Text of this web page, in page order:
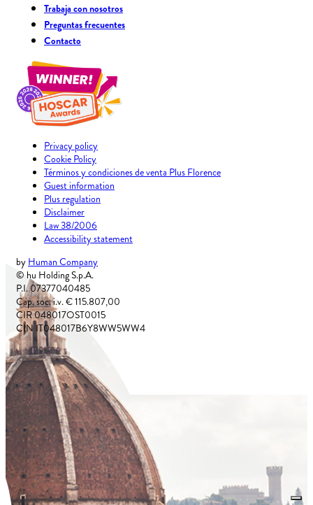
Trabaja con nosotros
Preguntas frecuentes
Contacto
Privacy policy
Cookie Policy
Términos y condiciones de venta Plus Florence
Guest information
Plus regulation
Disclaimer
Law 38/2006
Accessibility statement
by Human Company
© hu Holding S.p.A.
P.I. 07377040485
Cap. soc. i.v. € 115.807,00
CIR 048017OST0015
CIN IT048017B6Y8WW5WW4